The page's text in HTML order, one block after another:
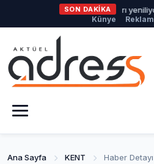
SON DAKİKA
da yolları yeniliyor
Künye Reklam
Ana Sayfa KENT Haber Detayı